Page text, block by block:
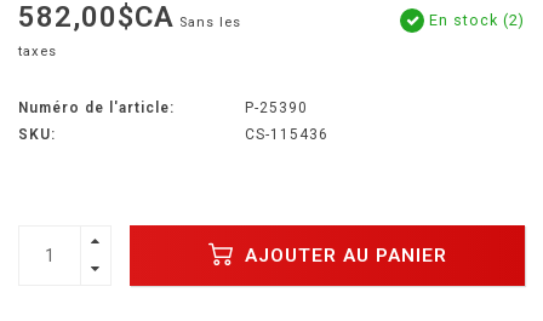
582,00$CA Sans les
taxes
En stock (2)
Numéro de l'article:
P-25390
SKU:
CS-115436
AJOUTER AU PANIER